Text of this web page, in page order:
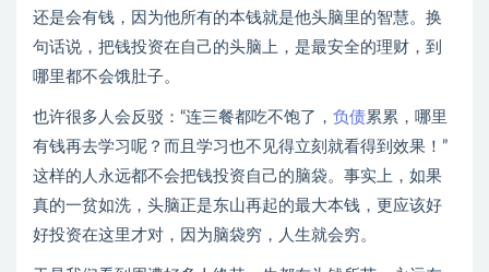
还是会有钱，因为他所有的本钱就是他头脑里的智慧。换
句话说，把钱投资在自己的头脑上，是最安全的理财，到
哪里都不会饿肚子。
也许很多人会反驳：“连三餐都吃不饱了， 负债累累，哪里
有钱再去学习呢？而且学习也不见得立刻就看得到效果！”
这样的人永远都不会把钱投资自己的脑袋。事实上，如果
真的一贫如洗，头脑正是东山再起的最大本钱，更应该好
好投资在这里才对，因为脑袋穷，人生就会穷。